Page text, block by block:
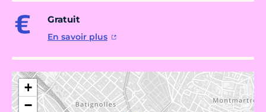
Gratuit
En savoir plus
+
−